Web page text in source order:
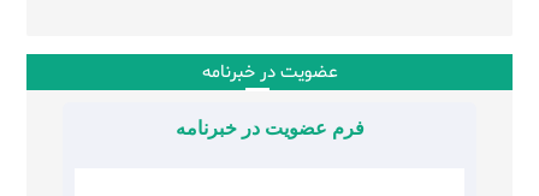
عضویت در خبرنامه
فرم عضویت در خبرنامه